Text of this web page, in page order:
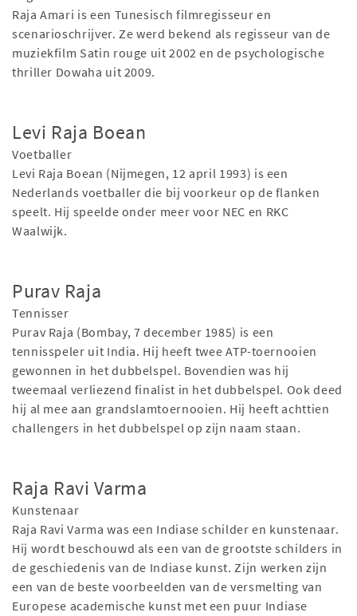
Raja Amari is een Tunesisch filmregisseur en
scenarioschrijver. Ze werd bekend als regisseur van de
muziekfilm Satin rouge uit 2002 en de psychologische
thriller Dowaha uit 2009.
Levi Raja Boean
Voetballer
Levi Raja Boean (Nijmegen, 12 april 1993) is een
Nederlands voetballer die bij voorkeur op de flanken
speelt. Hij speelde onder meer voor NEC en RKC
Waalwijk.
Purav Raja
Tennisser
Purav Raja (Bombay, 7 december 1985) is een
tennisspeler uit India. Hij heeft twee ATP-toernooien
gewonnen in het dubbelspel. Bovendien was hij
tweemaal verliezend finalist in het dubbelspel. Ook deed
hij al mee aan grandslamtoernooien. Hij heeft achttien
challengers in het dubbelspel op zijn naam staan.
Raja Ravi Varma
Kunstenaar
Raja Ravi Varma was een Indiase schilder en kunstenaar.
Hij wordt beschouwd als een van de grootste schilders in
de geschiedenis van de Indiase kunst. Zijn werken zijn
een van de beste voorbeelden van de versmelting van
Europese academische kunst met een puur Indiase